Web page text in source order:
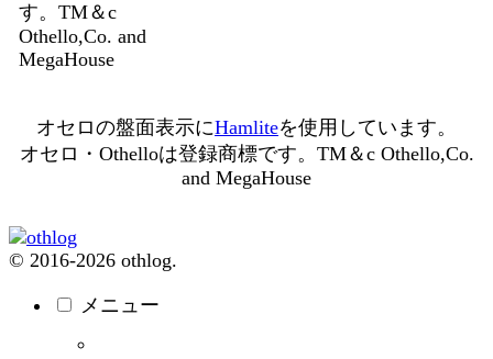
す。TM＆c
Othello,Co. and
MegaHouse
オセロの盤面表示にHamliteを使用しています。
オセロ・Othelloは登録商標です。TM＆c Othello,Co.
and MegaHouse
© 2016-2026 othlog.
メニュー